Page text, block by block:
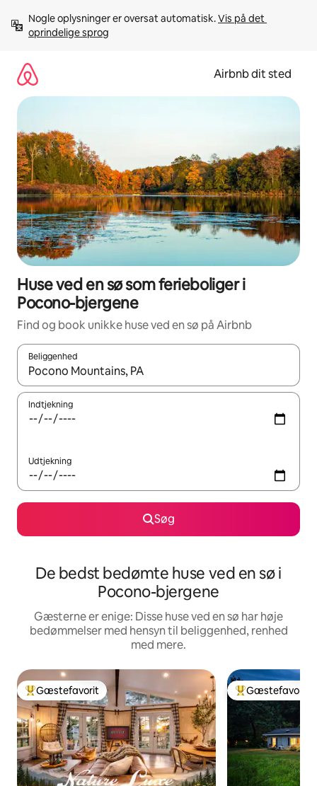
videre
Nogle oplysninger er oversat automatisk. Vis på det
oprindelige sprog
Airbnb dit sted
Huse ved en sø som ferieboliger i
Pocono-bjergene
Find og book unikke huse ved en sø på Airbnb
Beliggenhed
Når resultaterne er tilgængelige, skal du navigere med
Indtjekning
Udtjekning
Søg
De bedst bedømte huse ved en sø i
Pocono-bjergene
Gæsterne er enige: Disse huse ved en sø har høje
bedømmelser med hensyn til beliggenhed, renhed
med mere.
Bedste gæstefavorit
Gæstefavorit Bedste
Gæstefavorit